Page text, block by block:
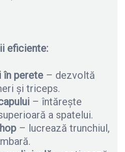
eficiente:
în perete – dezvoltă
și triceps.
– întărește
a spatelui.
– lucrează trunchiul,